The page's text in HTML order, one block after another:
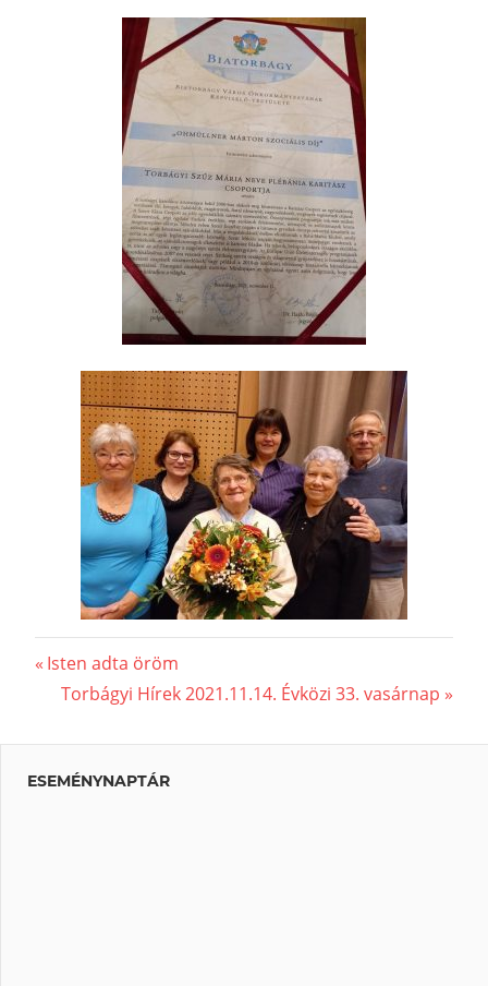
Bejegyzés
navigáció
Previous
Post:
Isten adta öröm
Next
Torbágyi Hírek 2021.11.14. Évközi 33. vasárnap
ESEMÉNYNAPTÁR